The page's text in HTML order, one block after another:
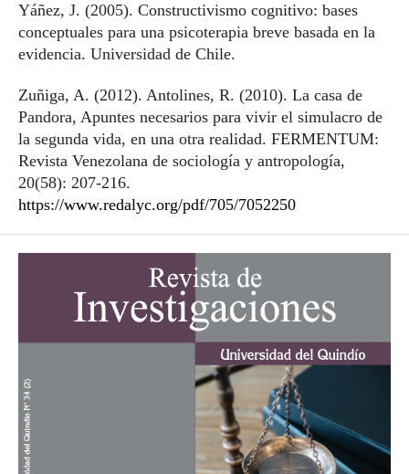
Yáñez, J. (2005). Constructivismo cognitivo: bases
conceptuales para una psicoterapia breve basada en la
evidencia. Universidad de Chile.
Zuñiga, A. (2012). Antolines, R. (2010). La casa de
Pandora, Apuntes necesarios para vivir el simulacro de
la segunda vida, en una otra realidad. FERMENTUM:
Revista Venezolana de sociología y antropología,
20(58): 207-216.
https://www.redalyc.org/pdf/705/7052250